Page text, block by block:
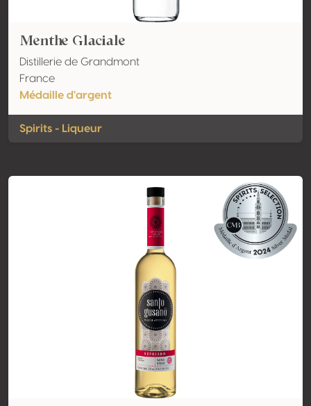
Menthe Glaciale
Distillerie de Grandmont
France
Médaille d'argent
Spirits - Liqueur